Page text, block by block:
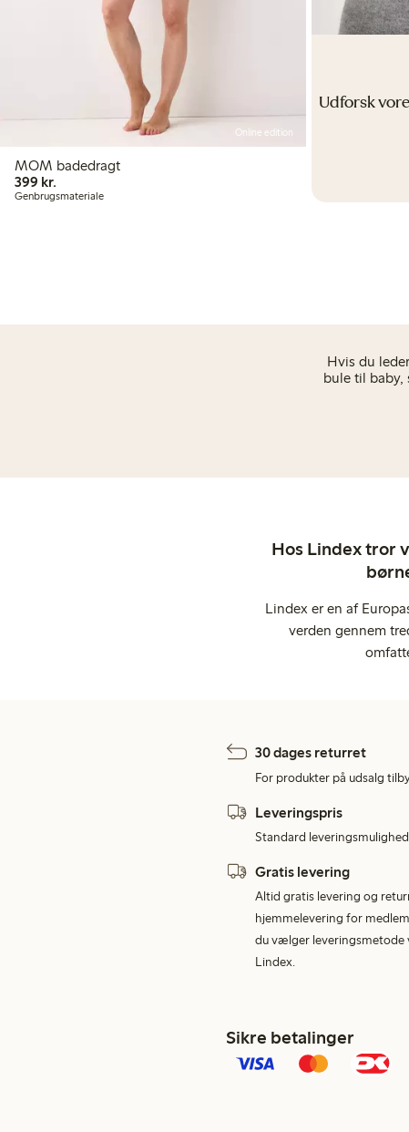
Online edition
MOM badedragt
399 kr.
Genbrugsmateriale
Udforsk
Hvis du
bule til baby,
Hos Lindex tror
Lindex er en af
verden gennem
30 dages returret
For produkter på udsalg
Leveringspris
Standard
Gratis levering
Altid gratis levering og
hjemmelevering for
du vælger leveringsmetode
Lindex.
Sikre betalinger